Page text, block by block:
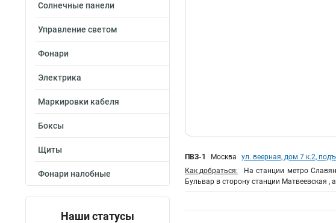
Солнечные панели
Управление светом
Фонари
Электрика
Маркировки кабеля
Боксы
Щиты
Фонари налобные
Наши статусы
ПВЗ-1 Москва
ул. веерная, дом 7 к.2,
Как добраться:
На станции метро
Бульвар в сторону станции Матвеевская ,